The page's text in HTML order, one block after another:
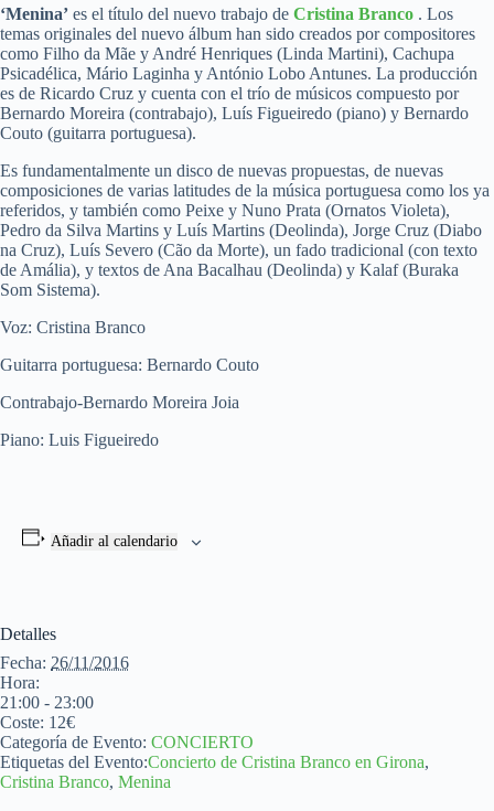
‘Menina’ es el título del nuevo trabajo de Cristina Branco . Los
temas originales del nuevo álbum han sido creados por compositores
como Filho da Mãe y André Henriques (Linda Martini), Cachupa
Psicadélica, Mário Laginha y António Lobo Antunes. La producción
es de Ricardo Cruz y cuenta con el trío de músicos compuesto por
Bernardo Moreira (contrabajo), Luís Figueiredo (piano) y Bernardo
Couto (guitarra portuguesa).
Es fundamentalmente un disco de nuevas propuestas, de nuevas
composiciones de varias latitudes de la música portuguesa como los ya
referidos, y también como Peixe y Nuno Prata (Ornatos Violeta),
Pedro da Silva Martins y Luís Martins (Deolinda), Jorge Cruz (Diabo
na Cruz), Luís Severo (Cão da Morte), un fado tradicional (con texto
de Amália), y textos de Ana Bacalhau (Deolinda) y Kalaf (Buraka
Som Sistema).
Voz: Cristina Branco
Guitarra portuguesa: Bernardo Couto
Contrabajo-Bernardo Moreira Joia
Piano: Luis Figueiredo
Añadir al calendario
Detalles
Fecha: 26/11/2016
Hora:
21:00 - 23:00
Coste: 12€
Categoría de Evento: CONCIERTO
Etiquetas del Evento:Concierto de Cristina Branco en Girona,
Cristina Branco, Menina